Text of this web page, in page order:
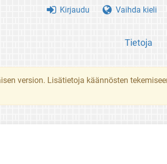
Tietoja
Kirjaudu Vaihda kieli
version. Lisätietoja käännösten